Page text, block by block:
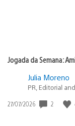
Jogada da Semana:
Julia Moreno
PR, Editorial
Data
27/07/2026 2